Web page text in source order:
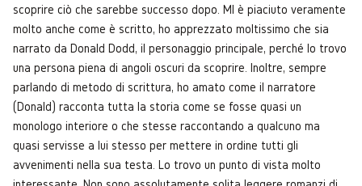
scoprire ciò che sarebbe successo dopo. MI è piaciuto veramente
molto anche come è scritto, ho apprezzato moltissimo che sia
narrato da Donald Dodd, il personaggio principale, perché lo trovo
una persona piena di angoli oscuri da scoprire. Inoltre, sempre
parlando di metodo di scrittura, ho amato come il narratore
(Donald) racconta tutta la storia come se fosse quasi un
monologo interiore o che stesse raccontando a qualcuno ma
quasi servisse a lui stesso per mettere in ordine tutti gli
avvenimenti nella sua testa. Lo trovo un punto di vista molto